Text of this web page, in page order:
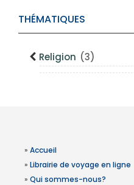
THÉMATIQUES
Religion (3)
» Accueil
» Librairie de voyage en ligne
» Qui sommes-nous?